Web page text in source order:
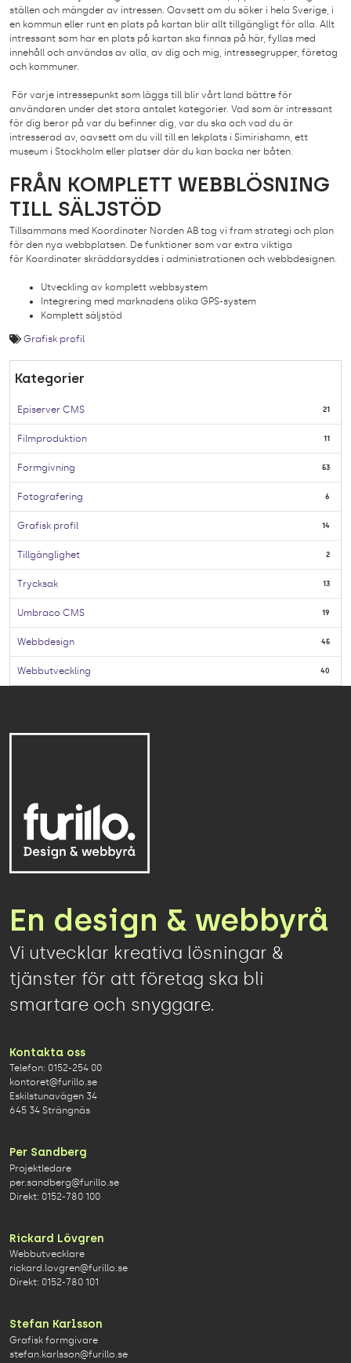
ställen och mängder av intressen. Oavsett om du söker i hela Sverige, i
en kommun eller runt en plats på kartan blir allt tillgängligt för alla. Allt
intressant som har en plats på kartan ska finnas på här, fyllas med
innehåll och användas av alla, av dig och mig, intressegrupper, företag
och kommuner.
För varje intressepunkt som läggs till blir vårt land bättre för
användaren under det stora antalet kategorier. Vad som är intressant
för dig beror på var du befinner dig, var du ska och vad du är
intresserad av, oavsett om du vill till en lekplats i Simirishamn, ett
museum i Stockholm eller platser där du kan backa ner båten.
FRÅN KOMPLETT WEBBLÖSNING
TILL SÄLJSTÖD
Tillsammans med Koordinater Norden AB tog vi fram strategi och plan
för den nya webbplatsen. De funktioner som var extra viktiga
för Koordinater skräddarsyddes i administrationen och webbdesignen.
Utveckling av komplett webbsystem
Integrering med marknadens olika GPS-system
Komplett säljstöd
Grafisk profil
Kategorier
Episerver CMS 21
Filmproduktion 11
Formgivning 53
Fotografering 6
Grafisk profil 14
Tillgänglighet 2
Trycksak 13
Umbraco CMS 19
Webbdesign 45
Webbutveckling 40
En design & webbyrå
Vi utvecklar kreativa lösningar &
tjänster för att företag ska bli
smartare och snyggare.
Kontakta oss
Telefon: 0152-254 00
kontoret@furillo.se
Eskilstunavägen 34
645 34 Strängnäs
Per Sandberg
Projektledare
per.sandberg@furillo.se
Direkt: 0152-780 100
Rickard Lövgren
Webbutvecklare
rickard.lovgren@furillo.se
Direkt: 0152-780 101
Stefan Karlsson
Grafisk formgivare
stefan.karlsson@furillo.se